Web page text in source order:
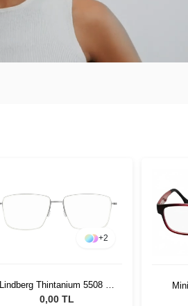
+2
Lindberg Thintanium 5508 10
U16 56 140
0,00 TL